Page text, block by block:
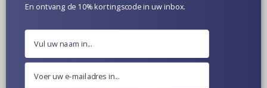
Meer informatie
En ontvang de 10% kortingscode in uw inbox.